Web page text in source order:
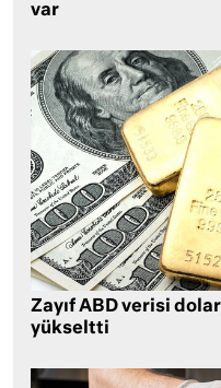
var
Zayıf ABD verisi
yükseltti